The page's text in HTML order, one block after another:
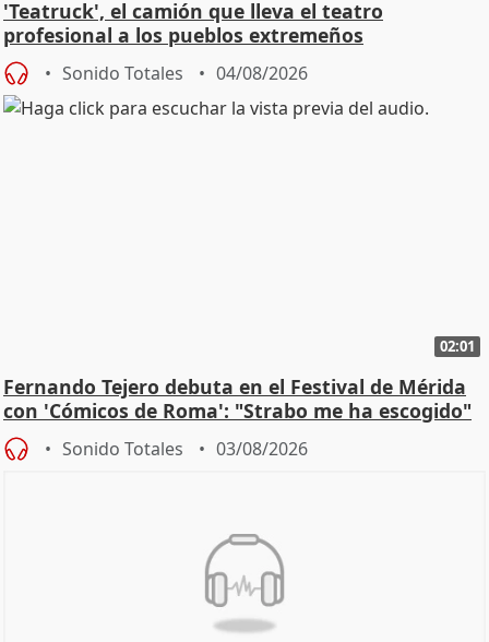
'Teatruck', el camión que lleva el teatro
profesional a los pueblos extremeños
Sonido Totales 04/08/2026
02:01
Fernando Tejero debuta en el Festival de Mérida
con 'Cómicos de Roma': "Strabo me ha escogido"
Sonido Totales 03/08/2026